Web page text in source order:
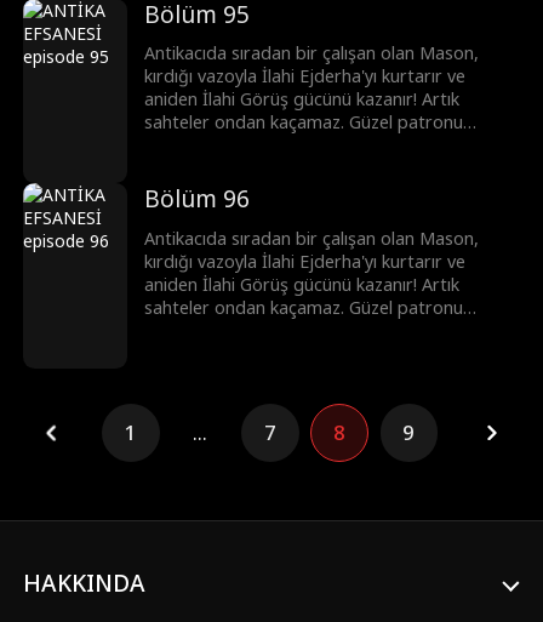
sıraya girer. Mason hızla yükselip şöhrete
kavuşur...
Bölüm 95
Antikacıda sıradan bir çalışan olan Mason,
kırdığı vazoyla İlahi Ejderha'yı kurtarır ve
aniden İlahi Görüş gücünü kazanır! Artık
sahteler ondan kaçamaz. Güzel patronu
sıraya girer. Mason hızla yükselip şöhrete
kavuşur...
Bölüm 96
Antikacıda sıradan bir çalışan olan Mason,
kırdığı vazoyla İlahi Ejderha'yı kurtarır ve
aniden İlahi Görüş gücünü kazanır! Artık
sahteler ondan kaçamaz. Güzel patronu
1 ... 7 8 9
HAKKINDA